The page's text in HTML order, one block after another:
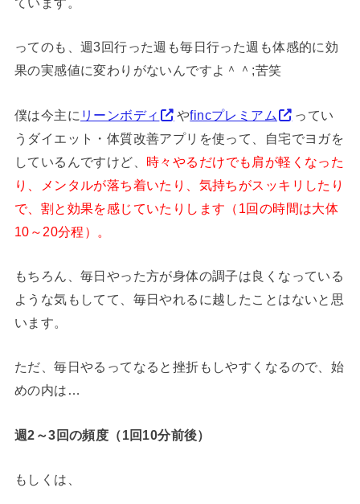
ってのも、週3回行った週も毎日行った週も体感的に効
果の実感値に変わりがないんですよ＾＾;苦笑
僕は今主に リーンボディ やfincプレミアム
ってい
うダイエット・体質改善アプリを使って、自宅でヨガを
しているんですけど、 時々やるだけでも肩が軽くなった
り、メンタルが落ち着いたり、気持ちがスッキリしたり
で、割と効果を感じていたりします（1回の時間は大体
10～20分程）。
もちろん、毎日やった方が身体の調子は良くなっている
ような気もしてて、毎日やれるに越したことはないと思
います。
ただ、毎日やるってなると挫折もしやすくなるので、始
めの内は…
週2～3回の頻度（1回10分前後）
もしくは、